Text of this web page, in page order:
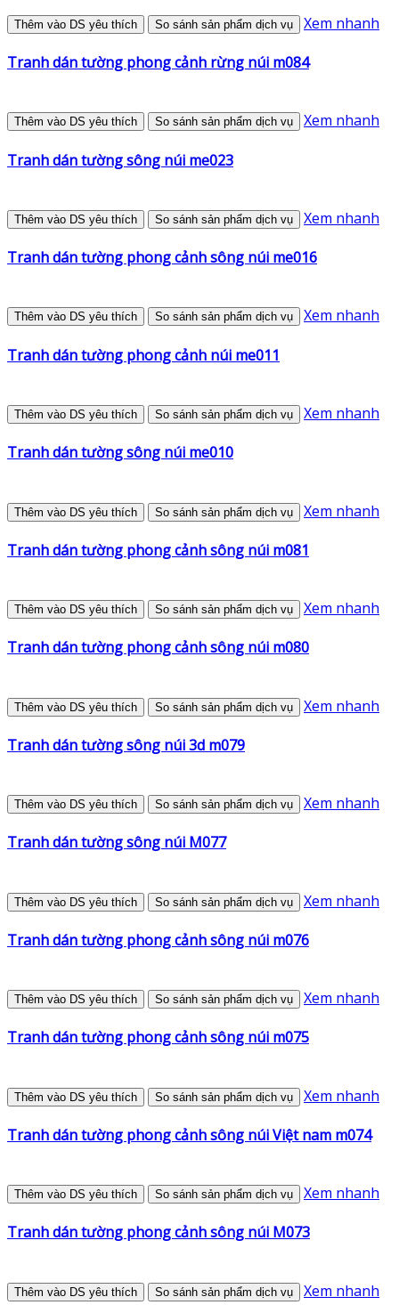
Thêm vào DS yêu thích So sánh sản phẩm dịch vụ Xem nhanh
Tranh dán tường phong cảnh rừng núi m084
Thêm vào DS yêu thích So sánh sản phẩm dịch vụ Xem nhanh
Tranh dán tường sông núi me023
Thêm vào DS yêu thích So sánh sản phẩm dịch vụ Xem nhanh
Tranh dán tường phong cảnh sông núi me016
Thêm vào DS yêu thích So sánh sản phẩm dịch vụ Xem nhanh
Tranh dán tường phong cảnh núi me011
Thêm vào DS yêu thích So sánh sản phẩm dịch vụ Xem nhanh
Tranh dán tường sông núi me010
Thêm vào DS yêu thích So sánh sản phẩm dịch vụ Xem nhanh
Tranh dán tường phong cảnh sông núi m081
Thêm vào DS yêu thích So sánh sản phẩm dịch vụ Xem nhanh
Tranh dán tường phong cảnh sông núi m080
Thêm vào DS yêu thích So sánh sản phẩm dịch vụ Xem nhanh
Tranh dán tường sông núi 3d m079
Thêm vào DS yêu thích So sánh sản phẩm dịch vụ Xem nhanh
Tranh dán tường sông núi M077
Thêm vào DS yêu thích So sánh sản phẩm dịch vụ Xem nhanh
Tranh dán tường phong cảnh sông núi m076
Thêm vào DS yêu thích So sánh sản phẩm dịch vụ Xem nhanh
Tranh dán tường phong cảnh sông núi m075
Thêm vào DS yêu thích So sánh sản phẩm dịch vụ Xem nhanh
Tranh dán tường phong cảnh sông núi Việt nam m074
Thêm vào DS yêu thích So sánh sản phẩm dịch vụ Xem nhanh
Tranh dán tường phong cảnh sông núi M073
Thêm vào DS yêu thích So sánh sản phẩm dịch vụ Xem nhanh